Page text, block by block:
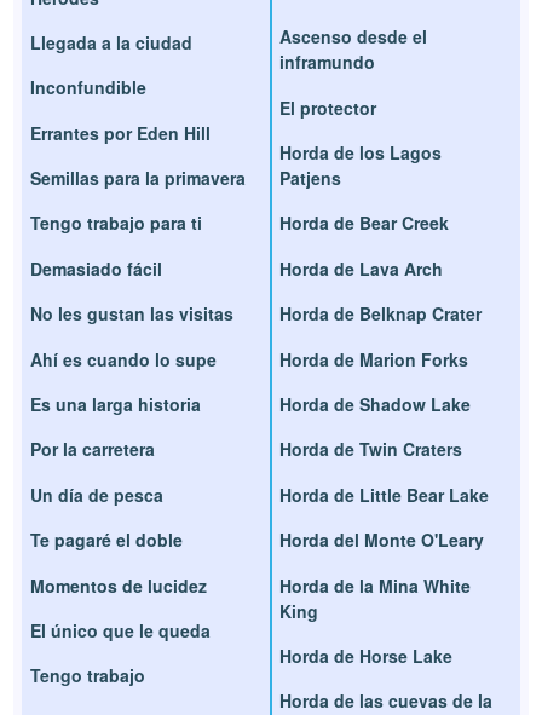
Llegada a la ciudad
Inconfundible
Errantes por Eden Hill
Semillas para la primavera
Tengo trabajo para ti
Demasiado fácil
No les gustan las visitas
Ahí es cuando lo supe
Es una larga historia
Por la carretera
Un día de pesca
Te pagaré el doble
Momentos de lucidez
El único que le queda
Tengo trabajo
Ascenso desde el
inframundo
El protector
Horda de los Lagos
Patjens
Horda de Bear Creek
Horda de Lava Arch
Horda de Belknap Crater
Horda de Marion Forks
Horda de Shadow Lake
Horda de Twin Craters
Horda de Little Bear Lake
Horda del Monte O'Leary
Horda de la Mina White
King
Horda de Horse Lake
Horda de las cuevas de la